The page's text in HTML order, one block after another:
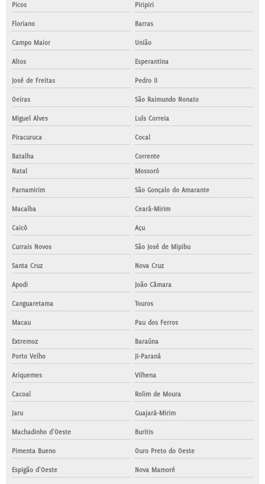
Picos Piripiri
Floriano Barras
Campo Maior União
Altos Esperantina
José de Freitas Pedro II
Oeiras São Raimundo Nonato
Miguel Alves Luís Correia
Piracuruca Cocal
Batalha
Corrente
Natal
Mossoró
Parnamirim São Gonçalo do Amarante
Macaíba Ceará-Mirim
Caicó Açu
Currais Novos São José de Mipibu
Santa Cruz Nova Cruz
Apodi João Câmara
Canguaretama Touros
Macau Pau dos Ferros
Extremoz
Baraúna
Porto Velho
Ji-Paraná
Ariquemes Vilhena
Cacoal Rolim de Moura
Jaru Guajará-Mirim
Machadinho d'Oeste Buritis
Pimenta Bueno Ouro Preto do Oeste
Espigão d'Oeste Nova Mamoré